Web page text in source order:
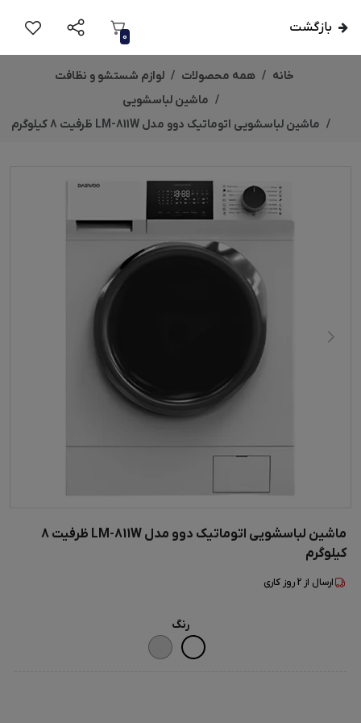
بازگشت
0
خانه همه محصولات
لوازم شستشو و نظافت
ماشین لباسشویی
ماشین لباسشویی اتوماتیک دوو مدل LM-811W ظرفیت 8 کیلوگرم
ماشین لباسشویی اتوماتیک دوو مدل LM-811W ظرفیت 8
کیلوگرم
ارسال از 2روز کاری
رنگ